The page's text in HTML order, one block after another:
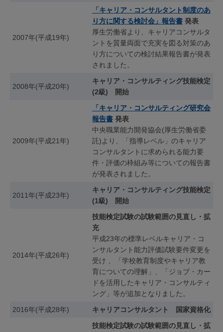
2007年(平成19年)
「キャリア・コンサルタント制度のあ
り方に関する検討会」報告書 発表
厚生労働省より、キャリアコンサルタ
ントを質量両面で充実を図る対策のあ
り方についての検討結果報告書が発表
されました。
2008年(平成20年)
キャリア・コンサルティング技能検定
(2級) 開始
2009年(平成21年)
「キャリア・コンサルティング研究会
報告書 発表
中央職業能力開発協会(厚生労働省委
託)より、「指導レベル」のキャリア
コンサルタントに求められる能力要
件・評価の枠組み等についての報告書
が発表されました。
2011年(平成23年)
キャリア・コンサルティング技能検定
(1級) 開始
2014年(平成26年)
技能検定試験の試験範囲の見直し・拡
充
平成23年の標準レベルキャリア・コ
ンサルタント能力評価試験要件変更を
受け 、「学校教育制度やキャリア教
育についての理解」、「ジョブ・カー
ドを活用したキャリア・コンサルティ
ング」等が追加となりました。
2016年(平成28年)
キャリアコンサルタント 国家資格化
技能検定試験の試験範囲の見直し・拡